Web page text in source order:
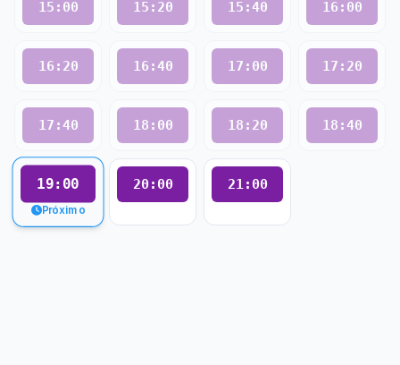
15:00 15:20 15:40 16:00
16:20 16:40 17:00 17:20
17:40 18:00 18:20 18:40
19:00
Próximo
20:00 21:00